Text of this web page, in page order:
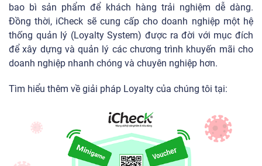
bao bì sản phẩm để khách hàng trải nghiệm dễ dàng.
Đồng thời, iCheck sẽ cung cấp cho doanh nghiệp một hệ
thống quản lý (Loyalty System) được ra đời với mục đích
để xây dựng và quản lý các chương trình khuyến mãi cho
doanh nghiệp nhanh chóng và chuyên nghiệp hơn.
Tìm hiểu thêm về giải pháp Loyalty của chúng tôi tại: